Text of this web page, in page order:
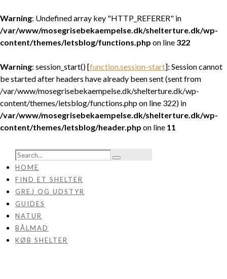
Warning: Undefined array key "HTTP_REFERER" in
/var/www/mosegrisebekaempelse.dk/shelterture.dk/wp-
content/themes/letsblog/functions.php on line 322
Warning: session_start() [function.session-start]: Session cannot
be started after headers have already been sent (sent from
/var/www/mosegrisebekaempelse.dk/shelterture.dk/wp-
content/themes/letsblog/functions.php on line 322) in
/var/www/mosegrisebekaempelse.dk/shelterture.dk/wp-
content/themes/letsblog/header.php on line 11
HOME
FIND ET SHELTER
GREJ OG UDSTYR
GUIDES
NATUR
BÅLMAD
KØB SHELTER